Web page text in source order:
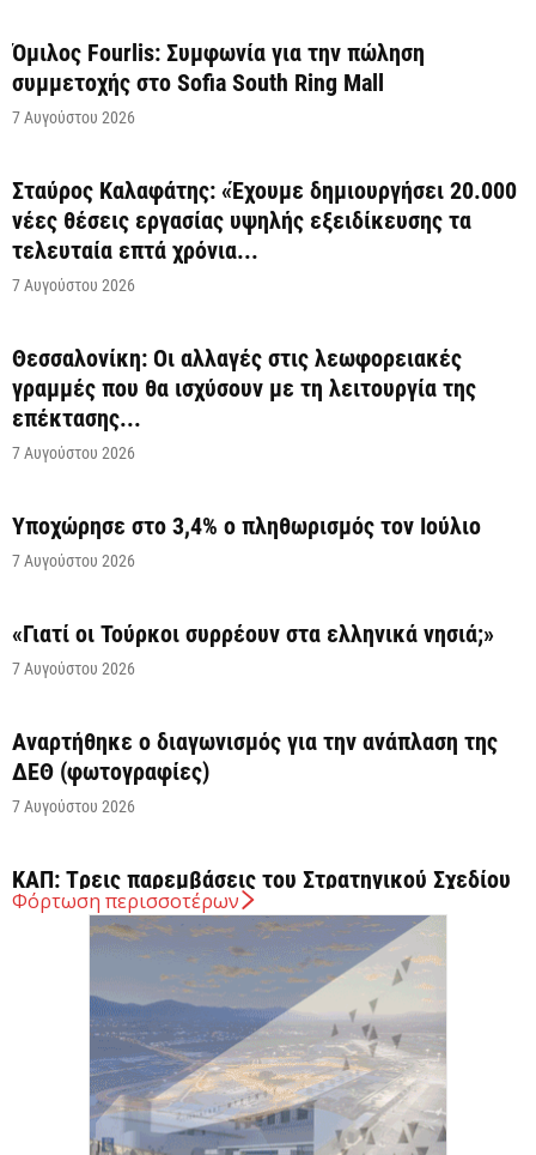
Όμιλος Fourlis: Συμφωνία για την πώληση
συμμετοχής στο Sofia South Ring Mall
7 Αυγούστου 2026
Σταύρος Καλαφάτης: «Έχουμε δημιουργήσει 20.000
νέες θέσεις εργασίας υψηλής εξειδίκευσης τα
τελευταία επτά χρόνια...
7 Αυγούστου 2026
Θεσσαλονίκη: Οι αλλαγές στις λεωφορειακές
γραμμές που θα ισχύσουν με τη λειτουργία της
επέκτασης...
7 Αυγούστου 2026
Υποχώρησε στο 3,4% ο πληθωρισμός τον Ιούλιο
7 Αυγούστου 2026
«Γιατί οι Τούρκοι συρρέουν στα ελληνικά νησιά;»
7 Αυγούστου 2026
Αναρτήθηκε o διαγωνισμός για την ανάπλαση της
ΔΕΘ (φωτογραφίες)
7 Αυγούστου 2026
ΚΑΠ: Tρεις παρεμβάσεις του Στρατηγικού Σχεδίου
της ΚΑΠ για ενίσχυση της ανταγωνιστικότητας των
γεωργικών...
Στήριξη σε περισσότερους από 1.600 φοιτητές του
Πανεπιστημίου Κρήτης με 3,358 εκατ. ευρώ για...
7 Αυγούστου 2026
Φόρτωση περισσοτέρων